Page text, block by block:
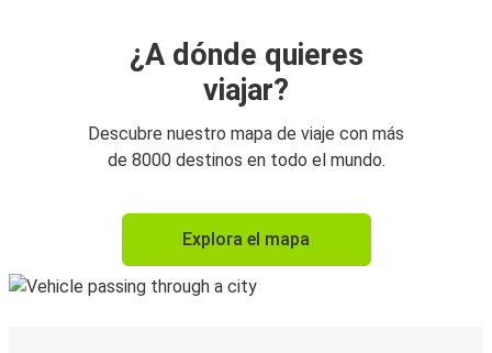
¿A dónde quieres
viajar?
Descubre nuestro mapa de viaje con más
de 8000 destinos en todo el mundo.
Explora el mapa